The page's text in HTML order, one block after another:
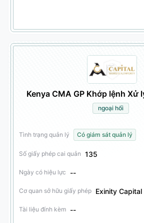
Kenya CMA GP Khớp lệnh Xử
ngoại hối
Tình trạng quản lý Có giám sát quản lý
Số giấy phép cai quản 135
Ngày có hiệu lực --
Cơ quan sở hữu giấy phép
Tài liệu đính kèm --